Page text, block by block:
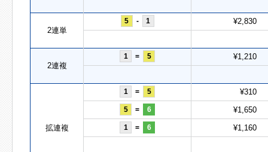
2連単
5 - 1 ¥2,830
2連複
1 = 5 ¥1,210
拡連複
1 = 5 ¥310
5 = 6 ¥1,650
1 = 6 ¥1,160